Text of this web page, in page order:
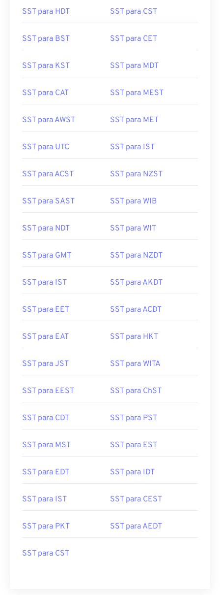
SST para HDT SST para CST
SST para BST SST para CET
SST para KST SST para MDT
SST para CAT SST para MEST
SST para AWST SST para MET
SST para UTC SST para IST
SST para ACST SST para NZST
SST para SAST SST para WIB
SST para NDT SST para WIT
SST para GMT SST para NZDT
SST para IST SST para AKDT
SST para EET SST para ACDT
SST para EAT SST para HKT
SST para JST SST para WITA
SST para EEST SST para ChST
SST para CDT SST para PST
SST para MST SST para EST
SST para EDT SST para IDT
SST para IST SST para CEST
SST para PKT SST para AEDT
SST para CST